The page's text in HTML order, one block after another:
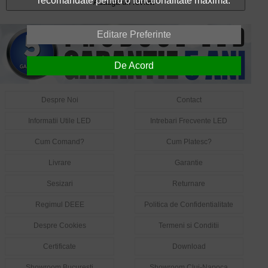
Adauga un review
Despre Noi Contact
Informatii Utile LED Intrebari Frecvente LED
Cum Comand? Cum Platesc?
Livrare Garantie
Sesizari Returnare
Regimul DEEE Politica de Confidentialitate
Despre Cookies Termeni si Conditii
Certificate Download
Editare Preferinte
De Acord